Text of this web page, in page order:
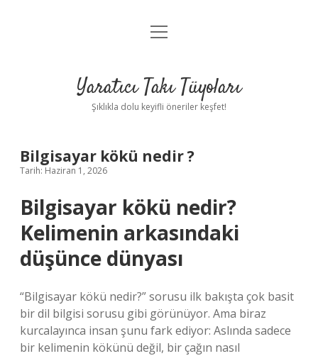
Anasayfa
Yasal Uyarı
menüyü
Yaratıcı Takı Tüyoları
Şıklıkla dolu keyifli öneriler keşfet!
Bilgisayar kökü nedir ?
Tarih: Haziran 1, 2026
Bilgisayar kökü nedir?
Kelimenin arkasındaki
düşünce dünyası
“Bilgisayar kökü nedir?” sorusu ilk bakışta çok basit
bir dil bilgisi sorusu gibi görünüyor. Ama biraz
kurcalayınca insan şunu fark ediyor: Aslında sadece
bir kelimenin kökünü değil, bir çağın nasıl